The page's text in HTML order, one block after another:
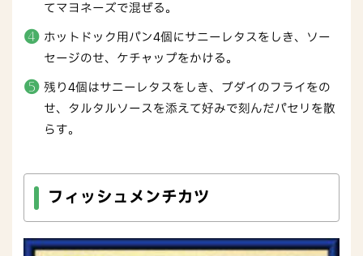
てマヨネーズで混ぜる。
ホットドック用パン4個にサニーレタスをしき、ソー
セージのせ、ケチャップをかける。
残り4個はサニーレタスをしき、ブダイのフライをの
せ、タルタルソースを添えて好みで刻んだパセリを散
らす。
フィッシュメンチカツ